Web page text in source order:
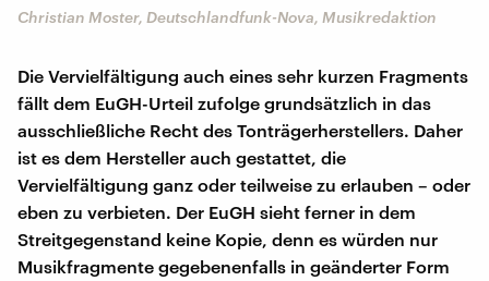
Christian Moster, Deutschlandfunk-Nova, Musikredaktion
Die Vervielfältigung auch eines sehr kurzen Fragments
fällt dem EuGH-Urteil zufolge grundsätzlich in das
ausschließliche Recht des Tonträgerherstellers. Daher
ist es dem Hersteller auch gestattet, die
Vervielfältigung ganz oder teilweise zu erlauben – oder
eben zu verbieten. Der EuGH sieht ferner in dem
Streitgegenstand keine Kopie, denn es würden nur
Musikfragmente gegebenenfalls in geänderter Form